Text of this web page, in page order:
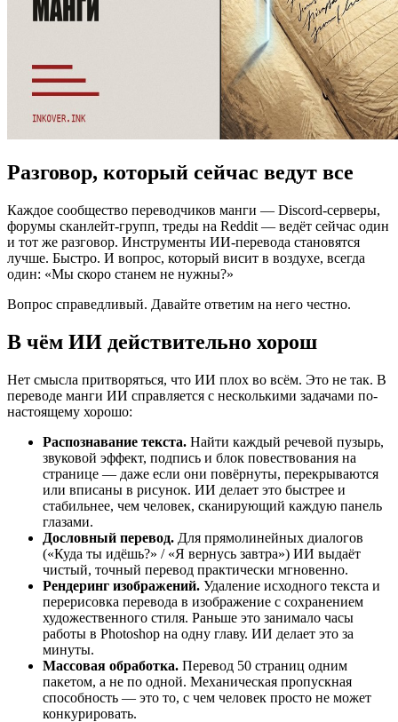
Разговор, который сейчас ведут все
Каждое сообщество переводчиков манги — Discord-серверы,
форумы сканлейт-групп, треды на Reddit — ведёт сейчас один
и тот же разговор. Инструменты ИИ-перевода становятся
лучше. Быстро. И вопрос, который висит в воздухе, всегда
один: «Мы скоро станем не нужны?»
Вопрос справедливый. Давайте ответим на него честно.
В чём ИИ действительно хорош
Нет смысла притворяться, что ИИ плох во всём. Это не так. В
переводе манги ИИ справляется с несколькими задачами по-
настоящему хорошо:
Распознавание текста. Найти каждый речевой пузырь,
звуковой эффект, подпись и блок повествования на
странице — даже если они повёрнуты, перекрываются
или вписаны в рисунок. ИИ делает это быстрее и
стабильнее, чем человек, сканирующий каждую панель
глазами.
Дословный перевод. Для прямолинейных диалогов
(«Куда ты идёшь?» / «Я вернусь завтра») ИИ выдаёт
чистый, точный перевод практически мгновенно.
Рендеринг изображений. Удаление исходного текста и
перерисовка перевода в изображение с сохранением
художественного стиля. Раньше это занимало часы
работы в Photoshop на одну главу. ИИ делает это за
минуты.
Массовая обработка. Перевод 50 страниц одним
пакетом, а не по одной. Механическая пропускная
способность — это то, с чем человек просто не может
конкурировать.